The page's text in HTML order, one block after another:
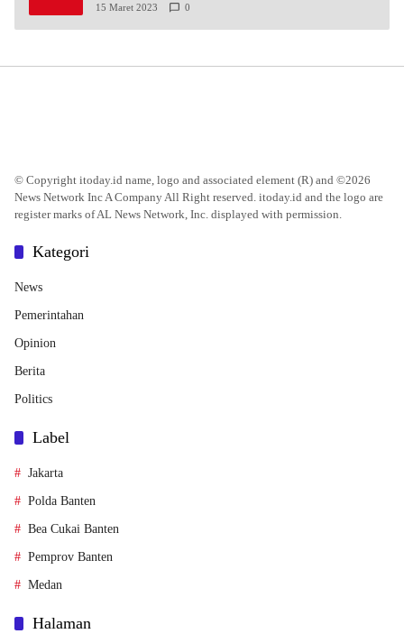
15 Maret 2023 0
© Copyright itoday.id name, logo and associated element (R) and ©2026
News Network Inc A Company All Right reserved. itoday.id and the logo are
register marks of AL News Network, Inc. displayed with permission.
Kategori
News
Pemerintahan
Opinion
Berita
Politics
Label
Jakarta
Polda Banten
Bea Cukai Banten
Pemprov Banten
Medan
Halaman